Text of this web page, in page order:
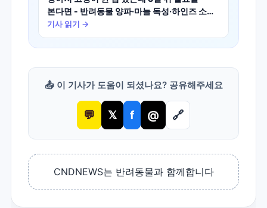
강아지 고양이 한 입 줬는데 3일 뒤 혈뇨를
본다면 - 반려동물 양파·마늘 독성·하인즈 소체
빈혈 학술 진실
📤 이 기사가 도움이 되셨나요? 공유해주세요
💬 𝕏 f @ 🔗
CNDNEWS는 반려동물과 함께합니다